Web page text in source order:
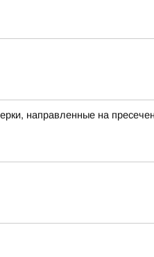
направленные на